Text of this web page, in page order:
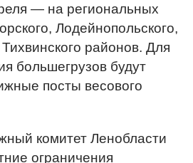
— на региональных
Лодейнопольского,
районов. Для
большегрузов будут
посты весового
комитет Ленобласти
ограничения